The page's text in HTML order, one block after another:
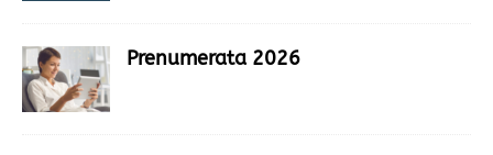
Prenumerata 2026